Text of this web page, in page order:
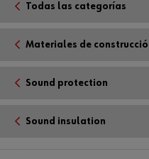
Todas las categorías
Materiales de
Sound protection
Sound insulation